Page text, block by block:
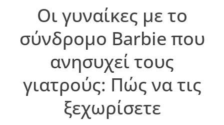
Οι γυναίκες με το
σύνδρομο Barbie που
ανησυχεί τους
γιατρούς: Πώς να τις
ξεχωρίσετε